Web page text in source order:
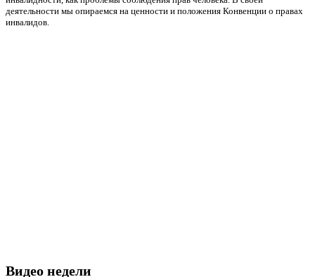
деятельности мы опираемся на ценности и положения Конвенции о правах
инвалидов.
Видео недели